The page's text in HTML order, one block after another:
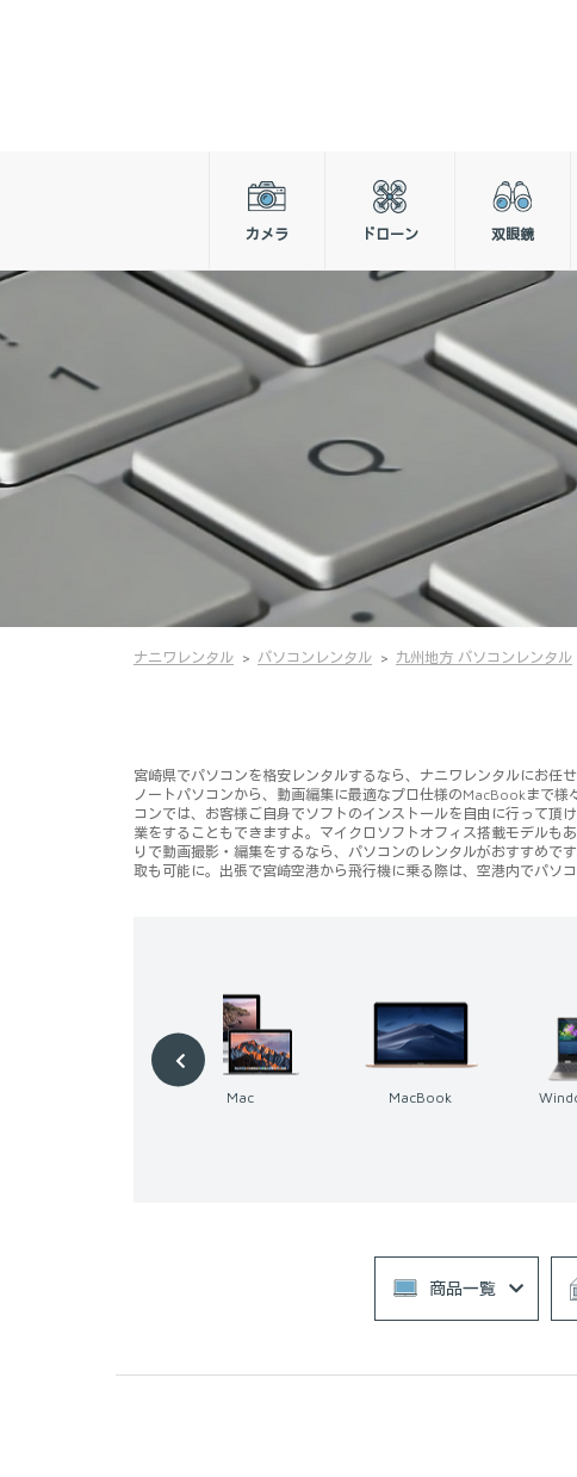
カメラ ドローン 双眼鏡
ナニワレンタル パソコンレンタル 九州地方 パソコンレンタル
宮崎県でパソコンを格安レンタルするなら、ナニワレンタルにお
ノートパソコンから、動画編集に最適なプロ仕様のMacBookまで
コンでは、お客様ご自身でソフトのインストールを自由に行って
業をすることもできますよ。マイクロソフトオフィス搭載モデルも
りで動画撮影・編集をするなら、パソコンのレンタルがおすすめ
取も可能に。出張で宮崎空港から飛行機に乗る際は、空港内でパソ
MacBook Windows パソコン ゲ
商品一覧